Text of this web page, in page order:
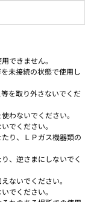
できません。
未接続の状態で使用し
を取り外さないでくだ
わないでください。
でください。
り、ＬＰガス機器類の
、逆さまにしないでく
ないでください。
でください。